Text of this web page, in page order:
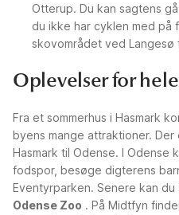
Otterup. Du kan sagtens
du ikke har cyklen med på
skovområdet ved Langesø
Oplevelser for
Fra et sommerhus i Hasmark
byens mange attraktioner.
Hasmark til Odense. I Odense
fodspor, besøge digterens
Eventyrparken. Senere kan
Odense Zoo . På Midtfyn